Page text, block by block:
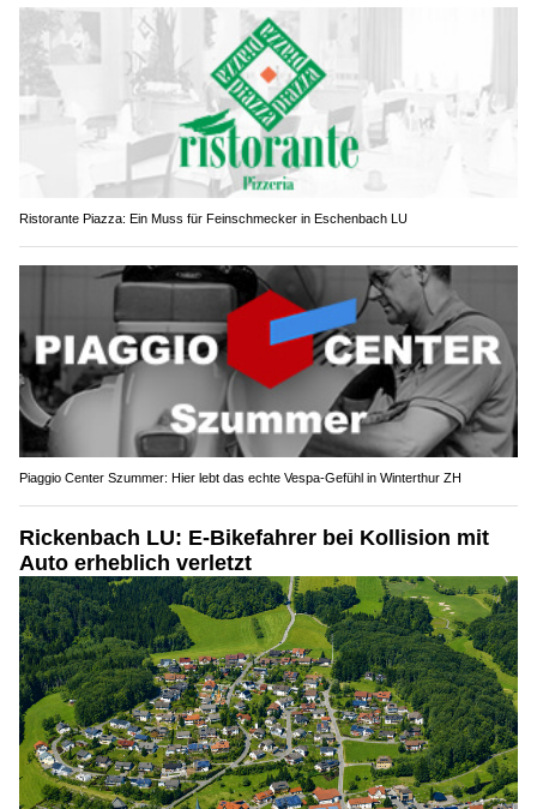
Ristorante Piazza: Ein Muss für Feinschmecker in Eschenbach LU
Piaggio Center Szummer: Hier lebt das echte Vespa-Gefühl in Winterthur ZH
Rickenbach LU: E-Bikefahrer bei Kollision mit
Auto erheblich verletzt